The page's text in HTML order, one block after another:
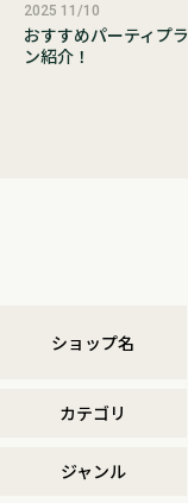
2025 11/10
おすすめパーティプラ
ン紹介！
ショップ名
カテゴリ
ジャンル